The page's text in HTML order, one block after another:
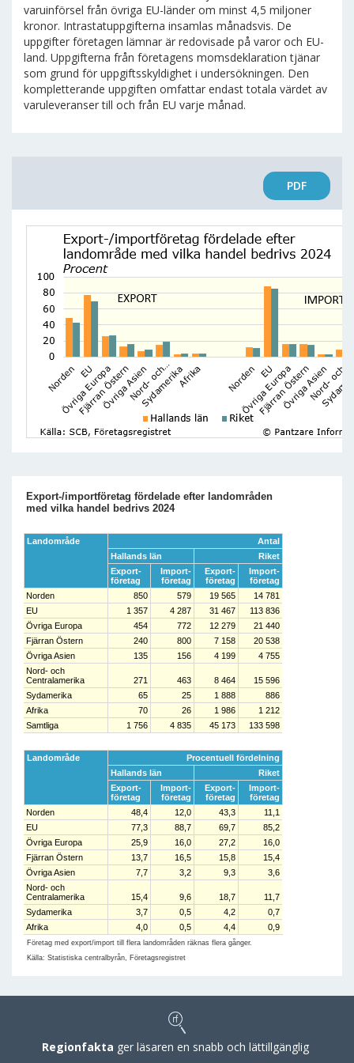
varuinförsel från övriga EU-länder om minst 4,5 miljoner
kronor. Intrastatuppgifterna insamlas månadsvis. De
uppgifter företagen lämnar är redovisade på varor och EU-
land. Uppgifterna från företagens momsdeklaration tjänar
som grund för uppgiftsskyldighet i undersökningen. Den
kompletterande uppgiften omfattar endast totala värdet av
varuleveranser till och från EU varje månad.
PDF
Export-/importföretag fördelade efter landområden
med vilka handel bedrivs 2024
Landområde
Antal
Hallands län
Riket
Export-
företag
Import-
företag
Export-
företag
Import-
företag
Norden
850 579 19 565
14 781
EU
1 357 4 287 31 467
113 836
Övriga Europa
454 772 12 279
21 440
Fjärran Östern
240 800 7 158
20 538
Övriga Asien
135 156 4 199
4 755
Nord- och
Centralamerika
271 463 8 464
15 596
Sydamerika
65 25 1 888
886
Afrika
70 26 1 986
1 212
Samtliga
1 756 4 835 45 173 133 598
Landområde
Procentuell fördelning
Hallands län
Riket
Export-
företag
Import-
företag
Export-
företag
Import-
företag
Norden
48,4 12,0 43,3
11,1
EU
77,3 88,7 69,7
85,2
Övriga Europa
25,9 16,0 27,2
16,0
Fjärran Östern
13,7 16,5 15,8
15,4
Övriga Asien
7,7 3,2 9,3
3,6
Nord- och
Centralamerika
15,4 9,6 18,7
11,7
Sydamerika
3,7 0,5 4,2
0,7
Afrika
4,0 0,5 4,4 0,9
Företag med export/import till flera landområden räknas flera gånger.
Källa: Statistiska centralbyrån, Företagsregistret
Regionfakta ger läsaren en snabb och lättillgänglig